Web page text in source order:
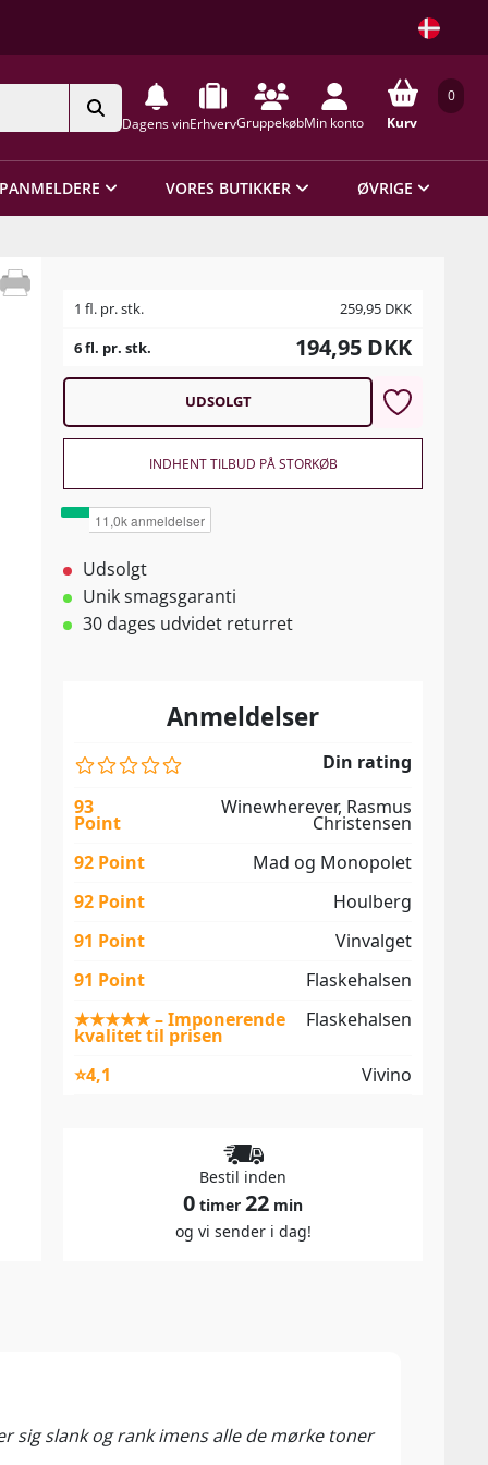
Dagens vinErhvervGruppekøbMin konto
0
Kurv
VORES BUTIKKER ØVRIGE
1 fl. pr. stk. 259,95 DKK
6 fl. pr. stk.
194,95 DKK
UDSOLGT
INDHENT TILBUD PÅ STORKØB
Udsolgt
Unik smagsgaranti
30 dages udvidet returret
Anmeldelser
Din rating
93
Point
Winewherever, Rasmus
Christensen
92 Point
Mad og Monopolet
92 Point
Houlberg
91 Point
Vinvalget
91 Point
Flaskehalsen
★★★★★ – Imponerende
kvalitet til prisen
Flaskehalsen
⭐4,1 Vivino
Bestil inden
0 timer 22 min
og vi sender i dag!
sig slank og rank imens alle de mørke toner